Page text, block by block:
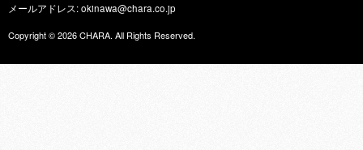
メールアドレス: okinawa@chara.co.jp
Copyright © 2026CHARA. All Rights Reserved.